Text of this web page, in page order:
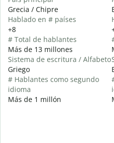
Grecia / Chipre
Hablado en # países
+8
# Total de hablantes
Más de 13 millones
Sistema de escritura / Alfabeto
Griego
# Hablantes como segundo
idioma
Más de 1 millón